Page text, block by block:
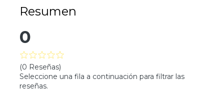
Resumen
0
(0 Reseñas)
Seleccione una fila a continuación para filtrar las
reseñas.